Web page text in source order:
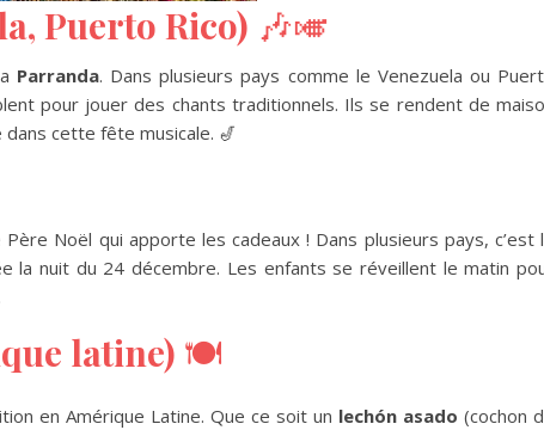
Puerto Rico) 🎶🎺
Parranda. Dans plusieurs pays comme le Venezuela ou
pour jouer des chants traditionnels. Ils se rendent de
cette fête musicale. 🎷
Noël qui apporte les cadeaux ! Dans plusieurs pays, c’est
la nuit du 24 décembre. Les enfants se réveillent le matin
latine) 🍽️
en Amérique Latine. Que ce soit un lechón asado (cochon